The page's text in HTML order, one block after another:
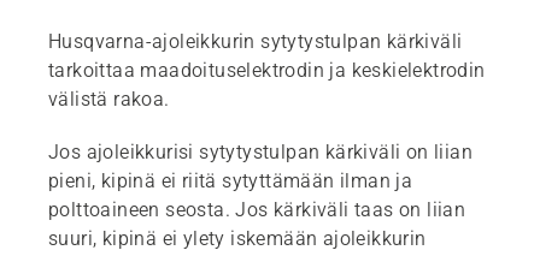
Husqvarna-ajoleikkurin sytytystulpan kärkiväli
tarkoittaa maadoituselektrodin ja keskielektrodin
välistä rakoa.
Jos ajoleikkurisi sytytystulpan kärkiväli on liian
pieni, kipinä ei riitä sytyttämään ilman ja
polttoaineen seosta. Jos kärkiväli taas on liian
suuri, kipinä ei ylety iskemään ajoleikkurin